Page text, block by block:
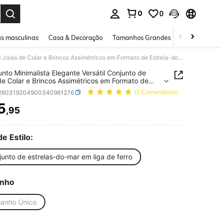
0 0
masculinas Casa & Decoração Tamanhos Grandes Joias e
1 Conjunto Minimalista Elegante Versátil Conjunto de Joias de Colar e Brincos Assimétricos em Formato de Estrela-do-mar para Mulheres, Popular para Comércio Transfronteiriço
Minimalista Elegante Versátil Conjunto de
Colar e Brincos Assimétricos em Formato de
do-mar para Mulheres, Popular para Comércio(2 Comentários)
AND AVAILABILITY
,95
Estilo:
de estrelas-do-mar em liga de ferro
Único